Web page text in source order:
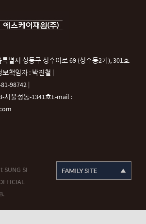
별시 성동구 성수이로 69 (성수동2가), 301호
책임자 : 박진철 |
98742 |
서울성동-1341호E-mail :
SUNG SI